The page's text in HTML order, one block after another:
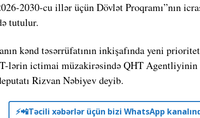
2030-cu illər üçün Dövlət Proqramı”nın
tutulur.
kənd təsərrüfatının inkişafında yeni
lərin ictimai müzakirəsində QHT Agentliyinin
Rizvan Nəbiyev deyib.
⚡️📲Təcili xəbərlər üçün bizi WhatsApp